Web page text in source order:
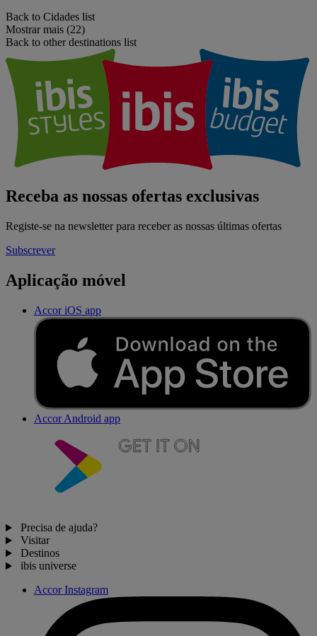
Back to Cidades list
Mostrar mais (22)
Back to other destinations list
Receba as nossas ofertas exclusivas
Registe-se na newsletter para receber as nossas últimas ofertas
Subscrever
Aplicação móvel
Accor iOS app
Accor Android app
Precisa de ajuda?
Visitar
Destinos
ibis universe
Accor Instagram